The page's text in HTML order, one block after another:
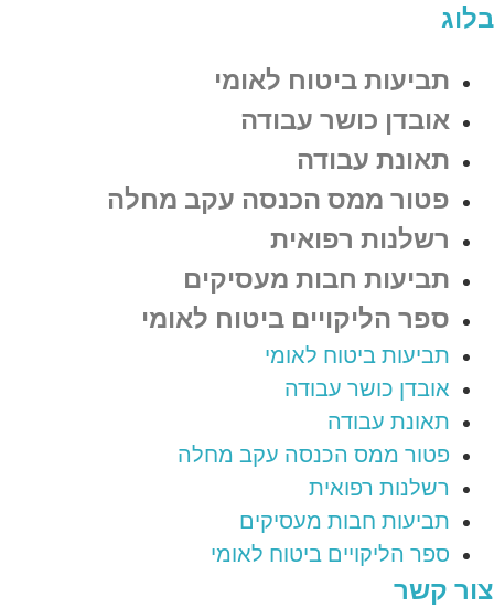
בלוג
תביעות ביטוח לאומי
אובדן כושר עבודה
תאונת עבודה
פטור ממס הכנסה עקב מחלה
רשלנות רפואית
תביעות חבות מעסיקים
ספר הליקויים ביטוח לאומי
תביעות ביטוח לאומי
אובדן כושר עבודה
תאונת עבודה
פטור ממס הכנסה עקב מחלה
רשלנות רפואית
תביעות חבות מעסיקים
ספר הליקויים ביטוח לאומי
צור קשר